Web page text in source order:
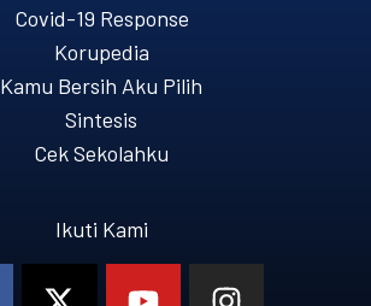
Covid-19 Response
Korupedia
Kamu Bersih Aku Pilih
Sintesis
Cek Sekolahku
Ikuti Kami